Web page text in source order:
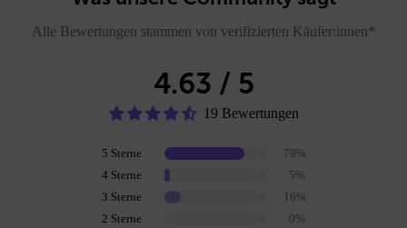
Alle Bewertungen stammen von verifizierten Käufer:innen*
4.63 / 5
19 Bewertungen
5 Sterne
79%
4 Sterne
5%
3 Sterne
16%
2 Sterne
0%